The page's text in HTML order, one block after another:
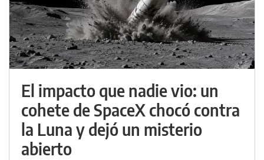
El impacto que nadie vio: un
cohete de SpaceX chocó contra
la Luna y dejó un misterio
abierto